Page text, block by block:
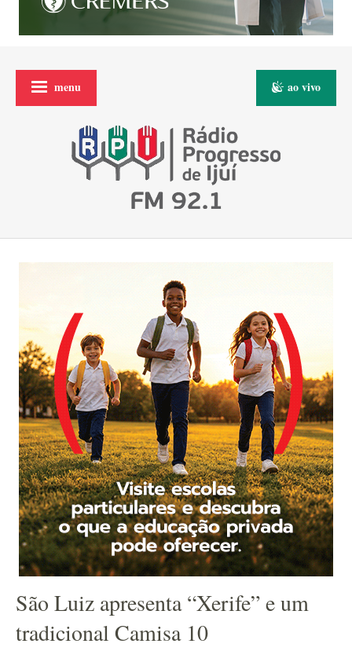
menu ao vivo
São Luiz apresenta “Xerife” e um
tradicional Camisa 10